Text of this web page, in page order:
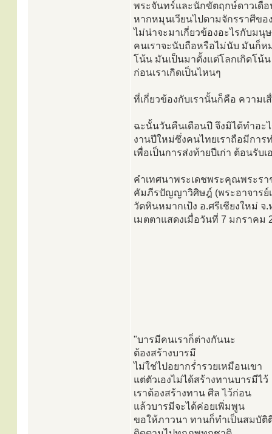
พระจันทร์และนักขัตฤกษ์ดาวเดือ
หากหมุนเวียนไปตามจักรราศีขอ
ไม่น่าจะมาเกี่ยวข้องอะไรกับมนุษ
คนเราจะนับถือหรือไม่นับ มันก็
โน้น มันเป็นมาตั้งแต่โลกเกิดโน้น
ก่อนเราเกิดเป็นไหนๆ
ที่เกี่ยวข้องกับเรานั้นก็คือ ความ
ฉะนั้นวันคืนเดือนปี จึงมิได้ทำอะ
งานปีใหม่ซึ่งคนไทยเราถือมีกา
เพื่อเป็นการส่งท้ายปีเก่า ต้อนรั
คำเทศนาพระเดชพระคุณพระรา
คัมภีรปัญญาวิศิษฎ์ (พระอาจารย์
วัดหินหมากเป้ง อ.ศรีเชียงใหม่ จ
เมตตาแสดงเมื่อวันที่ 7 มกราคม
"บารมีคนเราก็ต่างกันนะ
ต้องสร้างบารมี
ไม่ใช่ไปอยากร่ำรวยเหมือนเขา
แต่ตัวเองไม่ได้สร้างทานบารมีไว้
เราต้องสร้างทาน ศีล ไว้ก่อน
แล้วบารมีจะได้ค่อยเพิ่มพูน
ขอให้ภาวนา ทานก็ทำเป็นสมบัติ